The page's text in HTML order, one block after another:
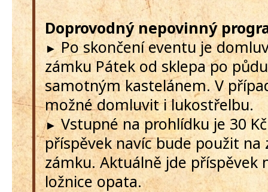
Doprovodný nepovinný
►Po skončení eventu je
zámku Pátek od sklepa po
samotným kastelánem. V
možné domluvit i lukostřelbu.
►Vstupné na prohlídku je 30
příspěvek navíc bude použit na
zámku. Aktuálně jde příspěvek
ložnice opata.